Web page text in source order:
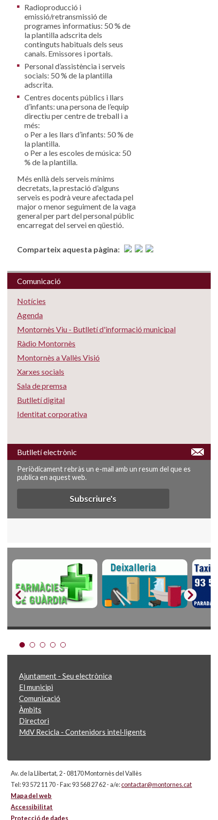
Radioproducció i
emissió/retransmissió de
programes informatius: 50 % de
la plantilla adscrita dels
continguts habituals dels seus
canals. Emissores i portals.
Personal d’assistència i serveis
socials: 50 % de la plantilla
adscrita.
Centres docents públics i llars
d’infants: una persona de l’equip
directiu per centre de treball i a
més:
o Per a les llars d’infants: 50 % de
la plantilla.
o Per a les escoles de música: 50
% de la plantilla.
Més enllà dels serveis mínims
decretats, la prestació d’alguns
serveis es podrà veure afectada pel
major o menor seguiment de la vaga
general per part del personal públic
encarregat del servei en qüestió.
Comparteix aquesta pàgina:
Comunicació
Notícies
Agenda
Montornès Viu - Butlletí d'informació municipal
Ràdio Montornès
Montornès a Vallès Visió
Xarxes socials
Sala de premsa
Butlletí digital
Identitat corporativa
Butlletí electrònic
Periòdicament rebràs un e-mail amb un resum del que es
publica en aquest web.
Subscriure's
Ajuntament - Seu electrònica
El municipi
Comunicació
Àmbits
Directori
MdV Recicla - Contenidors intel·ligents
Av. de la Llibertat, 2 - 08170 Montornès del Vallès
Tel: 93 572 11 70 - Fax: 93 568 27 62 - a/e:contactar@montornes.cat
Mapa del web
Accessibilitat
Protecció de dades